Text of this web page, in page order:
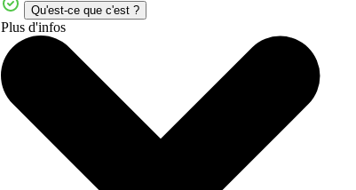
Qu'est-ce que c'est ?
Plus d'infos